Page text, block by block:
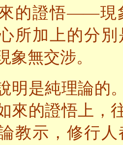
的證悟——現
所加上的分
象無交涉。
明是純理論的
來的證悟上，
教示，修行